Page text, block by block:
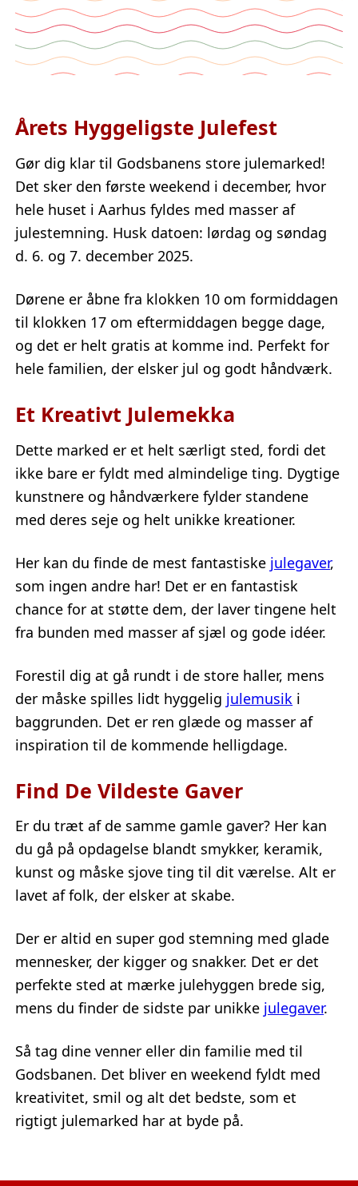
Årets Hyggeligste Julefest
Gør dig klar til Godsbanens store julemarked!
Det sker den første weekend i december, hvor
hele huset i Aarhus fyldes med masser af
julestemning. Husk datoen: lørdag og søndag
d. 6. og 7. december 2025.
Dørene er åbne fra klokken 10 om formiddagen
til klokken 17 om eftermiddagen begge dage,
og det er helt gratis at komme ind. Perfekt for
hele familien, der elsker jul og godt håndværk.
Et Kreativt Julemekka
Dette marked er et helt særligt sted, fordi det
ikke bare er fyldt med almindelige ting. Dygtige
kunstnere og håndværkere fylder standene
med deres seje og helt unikke kreationer.
Her kan du finde de mest fantastiske julegaver,
som ingen andre har! Det er en fantastisk
chance for at støtte dem, der laver tingene helt
fra bunden med masser af sjæl og gode idéer.
Forestil dig at gå rundt i de store haller, mens
der måske spilles lidt hyggelig julemusik i
baggrunden. Det er ren glæde og masser af
inspiration til de kommende helligdage.
Find De Vildeste Gaver
Er du træt af de samme gamle gaver? Her kan
du gå på opdagelse blandt smykker, keramik,
kunst og måske sjove ting til dit værelse. Alt er
lavet af folk, der elsker at skabe.
Der er altid en super god stemning med glade
mennesker, der kigger og snakker. Det er det
perfekte sted at mærke julehyggen brede sig,
mens du finder de sidste par unikke julegaver.
Så tag dine venner eller din familie med til
Godsbanen. Det bliver en weekend fyldt med
kreativitet, smil og alt det bedste, som et
rigtigt julemarked har at byde på.